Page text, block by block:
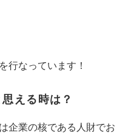
行なっています！
える時は？
企業の核である人財でお